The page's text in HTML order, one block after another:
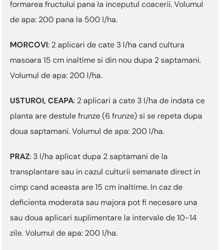
formarea fructului pana la inceputul coacerii. Volumul
de apa: 200 pana la 500 l/ha.
MORCOVI: 2 aplicari de cate 3 l/ha cand cultura
masoara 15 cm inaltime si din nou dupa 2 saptamani.
Volumul de apa: 200 l/ha.
USTUROI, CEAPA: 2 aplicari a cate 3 l/ha de indata ce
planta are destule frunze (6 frunze) si se repeta dupa
doua saptamani. Volumul de apa: 200 l/ha.
PRAZ: 3 l/ha aplicat dupa 2 saptamani de la
transplantare sau in cazul culturii semanate direct in
cimp cand aceasta are 15 cm inaltime. In caz de
deficienta moderata sau majora pot fi necesare una
sau doua aplicari suplimentare la intervale de 10-14
zile. Volumul de apa: 200 l/ha.